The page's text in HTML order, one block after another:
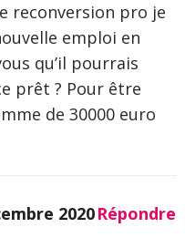
reconversion pro je
emploi en
qu’il pourrais
prêt ? Pour être
de 30000 euro
2020Répondre